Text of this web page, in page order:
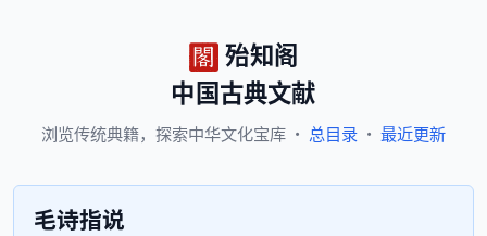
殆知阁
中国古典文献
浏览传统典籍， 探索中华文化宝库 · 总目录 · 最近更新
毛诗指说